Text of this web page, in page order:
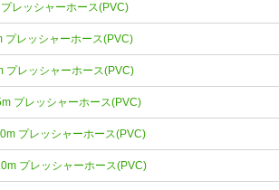
レッシャーホース(PVC)
プレッシャーホース(PVC)
プレッシャーホース(PVC)
プレッシャーホース(PVC)
プレッシャーホース(PVC)
プレッシャーホース(PVC)